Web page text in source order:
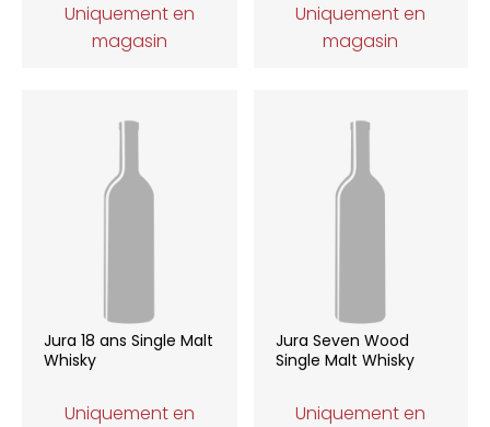
Uniquement en
magasin
Uniquement en
magasin
Jura 18 ans Single Malt
Whisky
Uniquement en
Jura Seven Wood
Single Malt Whisky
Uniquement en